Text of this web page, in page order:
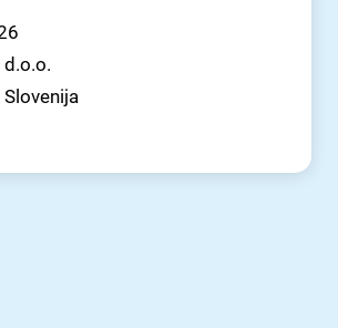
d.o.o.
Slovenija